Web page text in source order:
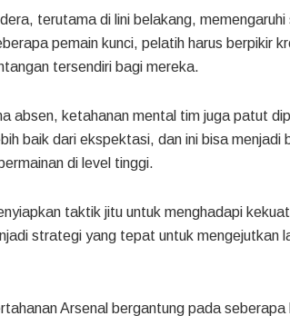
terutama di lini belakang,
pemain kunci, pelatih harus berpikir
tersendiri bagi mereka.
absen, ketahanan mental tim juga patut
baik dari ekspektasi, dan ini bisa menjadi
di level tinggi.
taktik jitu untuk menghadapi
strategi yang tepat untuk mengejutkan
Arsenal bergantung pada